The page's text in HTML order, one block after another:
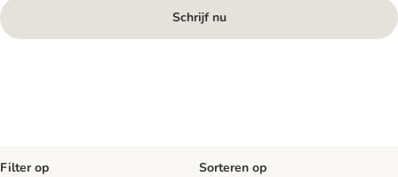
Schrijf nu
Filter op Sorteren op